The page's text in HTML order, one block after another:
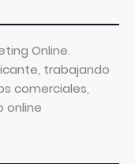
Online.
trabajando
comerciales,
online